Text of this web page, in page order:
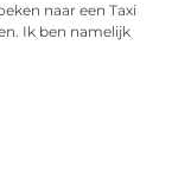
naar een Taxi
Ik ben namelijk